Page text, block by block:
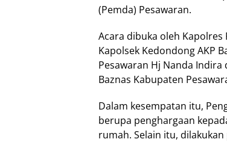
(Pemda) Pesawaran.
Acara dibuka oleh Kapolres
Kapolsek Kedondong AKP
Pesawaran Hj Nanda Indira
Baznas Kabupaten
Dalam kesempatan itu,
berupa penghargaan
rumah. Selain itu,